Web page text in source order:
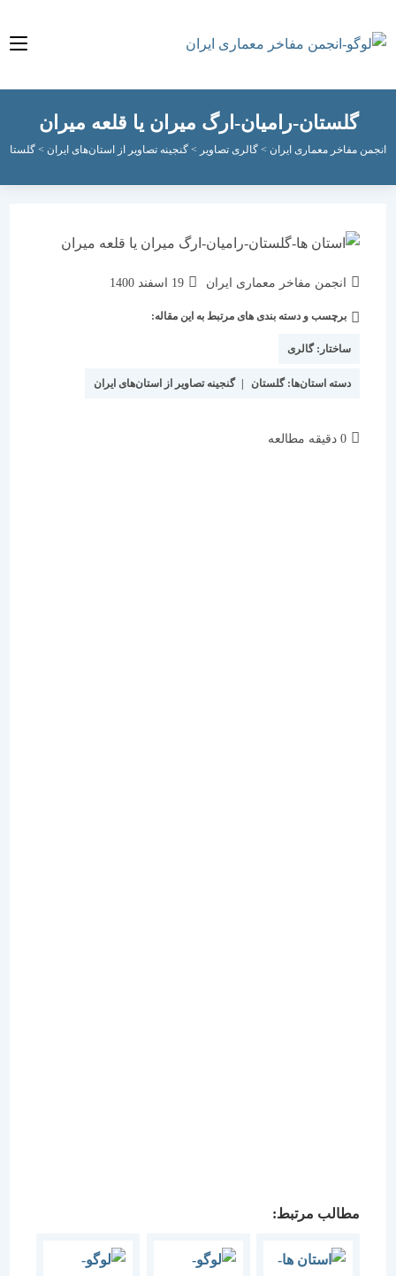
گلستان-رامیان-ارگ میران یا قلعه میران
مفاخر معماری ایران > گالری تصاویر>گنجینه تصاویر از استان‌های ایران> گلستان >
انجمن مفاخر معماری ایران
نوشته
شده
19 اسفند 1400
برچسب و دسته بندی های مرتبط به این مقاله:
ساختار:گالری
دسته استان‌ها:گلستان | گنجینه تصاویر از استان‌های ایران
مطالب مرتبط: